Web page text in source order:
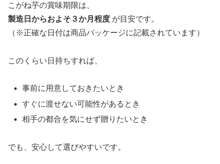
こがね芋の賞味期限は、
製造日からおよそ３か月程度 が目安です。
（※正確な日付は商品パッケージに記載されています）
このくらい日持ちすれば、
事前に用意しておきたいとき
すぐに渡せない可能性があるとき
相手の都合を気にせず贈りたいとき
でも、安心して選びやすいです。